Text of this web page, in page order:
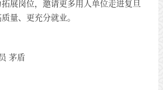
展岗位，邀请更多用人单位走进复旦
量、更充分就业。
茅盾